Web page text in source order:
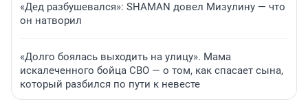
«Дед разбушевался»: SHAMAN довел Мизулину — что
он натворил
«Долго боялась выходить на улицу». Мама
искалеченного бойца СВО — о том, как спасает сына,
который разбился по пути к невесте